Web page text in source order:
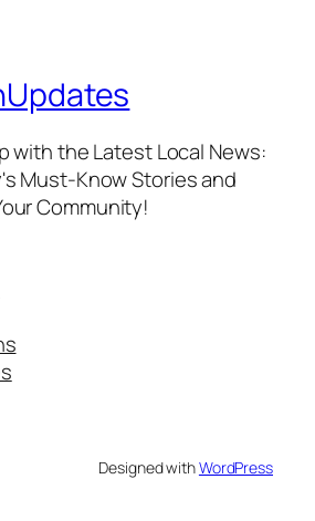
with the Latest Local News:
Must-Know Stories and
Community!
Designed withWordPress